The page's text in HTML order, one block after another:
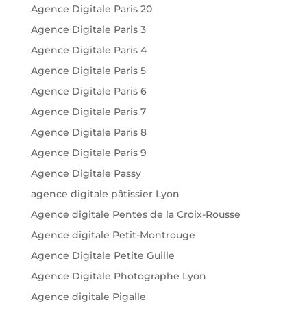
Agence Digitale Paris 20
Agence Digitale Paris 3
Agence Digitale Paris 4
Agence Digitale Paris 5
Agence Digitale Paris 6
Agence Digitale Paris 7
Agence Digitale Paris 8
Agence Digitale Paris 9
Agence Digitale Passy
agence digitale pâtissier Lyon
Agence digitale Pentes de la Croix-Rousse
Agence digitale Petit-Montrouge
Agence Digitale Petite Guille
Agence Digitale Photographe Lyon
Agence digitale Pigalle